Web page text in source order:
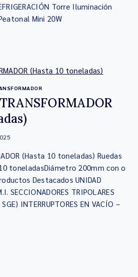
Torre Iluminación
Mini 20W
(Hasta 10 toneladas) Ruedas
toneladasDiámetro 200mm con o
Destacados UNIDAD
SECCIONADORES TRIPOLARES
INTERRUPTORES EN VACÍO –